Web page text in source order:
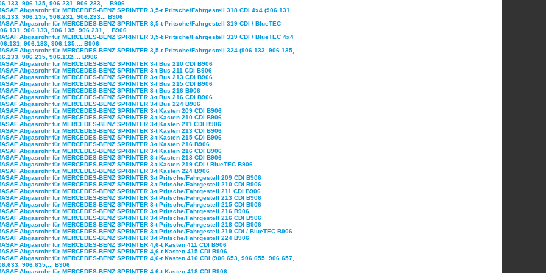
906.135, 906.231, 906.233,... B906
Abgasrohr für MERCEDES-BENZ SPRINTER 3,5-t Pritsche/Fahrgestell 318 CDI 4x4 (906.131,
906.135, 906.231, 906.233... B906
Abgasrohr für MERCEDES-BENZ SPRINTER 3,5-t Pritsche/Fahrgestell 319 CDI / BlueTEC
906.133, 906.135, 906.231,... B906
Abgasrohr für MERCEDES-BENZ SPRINTER 3,5-t Pritsche/Fahrgestell 319 CDI / BlueTEC 4x4
906.133, 906.135,... B906
Abgasrohr für MERCEDES-BENZ SPRINTER 3,5-t Pritsche/Fahrgestell 324 (906.133, 906.135,
906.235, 906.132,... B906
Abgasrohr für MERCEDES-BENZ SPRINTER 3-t Bus 210 CDI B906
Abgasrohr für MERCEDES-BENZ SPRINTER 3-t Bus 211 CDI B906
Abgasrohr für MERCEDES-BENZ SPRINTER 3-t Bus 213 CDI B906
Abgasrohr für MERCEDES-BENZ SPRINTER 3-t Bus 215 CDI B906
Abgasrohr für MERCEDES-BENZ SPRINTER 3-t Bus 216 B906
Abgasrohr für MERCEDES-BENZ SPRINTER 3-t Bus 216 CDI B906
Abgasrohr für MERCEDES-BENZ SPRINTER 3-t Bus 224 B906
Abgasrohr für MERCEDES-BENZ SPRINTER 3-t Kasten 209 CDI B906
Abgasrohr für MERCEDES-BENZ SPRINTER 3-t Kasten 210 CDI B906
Abgasrohr für MERCEDES-BENZ SPRINTER 3-t Kasten 211 CDI B906
Abgasrohr für MERCEDES-BENZ SPRINTER 3-t Kasten 213 CDI B906
Abgasrohr für MERCEDES-BENZ SPRINTER 3-t Kasten 215 CDI B906
Abgasrohr für MERCEDES-BENZ SPRINTER 3-t Kasten 216 B906
Abgasrohr für MERCEDES-BENZ SPRINTER 3-t Kasten 216 CDI B906
Abgasrohr für MERCEDES-BENZ SPRINTER 3-t Kasten 218 CDI B906
Abgasrohr für MERCEDES-BENZ SPRINTER 3-t Kasten 219 CDI / BlueTEC B906
Abgasrohr für MERCEDES-BENZ SPRINTER 3-t Kasten 224 B906
Abgasrohr für MERCEDES-BENZ SPRINTER 3-t Pritsche/Fahrgestell 209 CDI B906
Abgasrohr für MERCEDES-BENZ SPRINTER 3-t Pritsche/Fahrgestell 210 CDI B906
Abgasrohr für MERCEDES-BENZ SPRINTER 3-t Pritsche/Fahrgestell 211 CDI B906
Abgasrohr für MERCEDES-BENZ SPRINTER 3-t Pritsche/Fahrgestell 213 CDI B906
Abgasrohr für MERCEDES-BENZ SPRINTER 3-t Pritsche/Fahrgestell 215 CDI B906
Abgasrohr für MERCEDES-BENZ SPRINTER 3-t Pritsche/Fahrgestell 216 B906
Abgasrohr für MERCEDES-BENZ SPRINTER 3-t Pritsche/Fahrgestell 216 CDI B906
Abgasrohr für MERCEDES-BENZ SPRINTER 3-t Pritsche/Fahrgestell 218 CDI B906
Abgasrohr für MERCEDES-BENZ SPRINTER 3-t Pritsche/Fahrgestell 219 CDI / BlueTEC B906
Abgasrohr für MERCEDES-BENZ SPRINTER 3-t Pritsche/Fahrgestell 224 B906
Abgasrohr für MERCEDES-BENZ SPRINTER 4,6-t Kasten 411 CDI B906
Abgasrohr für MERCEDES-BENZ SPRINTER 4,6-t Kasten 415 CDI B906
Abgasrohr für MERCEDES-BENZ SPRINTER 4,6-t Kasten 416 CDI (906.653, 906.655, 906.657,
906.635,... B906
Abgasrohr für MERCEDES-BENZ SPRINTER 4,6-t Kasten 418 CDI B906